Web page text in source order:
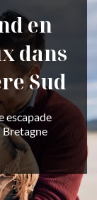
en
dans
Sud
escapade